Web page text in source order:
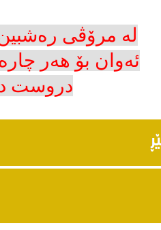
لە مرۆڤی
ئەوان بۆ هەر
دروست